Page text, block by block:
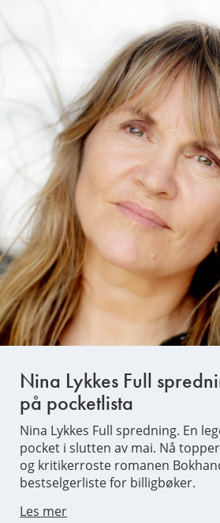
Nina Lykkes Full
på pocketlista
Nina Lykkes Full spredning. En
pocket i slutten av mai. Nå
og kritikerroste romanen
bestselgerliste for billigbøker.
Les mer